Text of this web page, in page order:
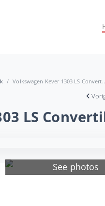
Volkswagen Kever 1303 LS
LS
See photos